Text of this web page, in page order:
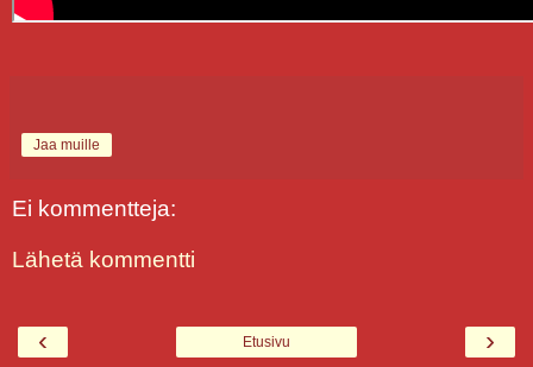
Jaa muille
Ei kommentteja:
Lähetä kommentti
‹ ›
Etusivu